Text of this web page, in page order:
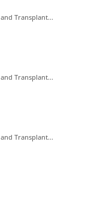
Transplant...
Transplant...
Transplant...